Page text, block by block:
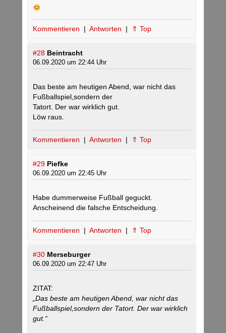
Kommentieren | Antworten | ⇑ Top
#28 Beintracht
06.09.2020 um 22:44 Uhr
Das beste am heutigen Abend, war nicht das
Fußballspiel,sondern der
Tatort. Der war wirklich gut.
Löw raus.
Kommentieren | Antworten | ⇑ Top
#29 Piefke
06.09.2020 um 22:45 Uhr
Habe dummerweise Fußball geguckt.
Anscheinend die falsche Entscheidung.
Kommentieren | Antworten | ⇑ Top
#30 Merseburger
06.09.2020 um 22:47 Uhr
ZITAT:
„Das beste am heutigen Abend, war nicht das
Fußballspiel,sondern der Tatort. Der war wirklich
gut.“